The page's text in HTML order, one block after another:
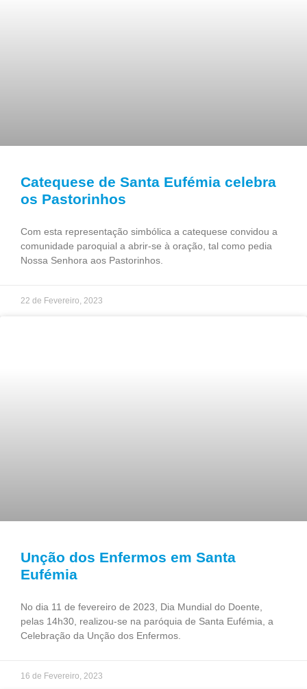
Catequese de Santa Eufémia celebra
os Pastorinhos
Com esta representação simbólica a catequese convidou a
comunidade paroquial a abrir-se à oração, tal como pedia
Nossa Senhora aos Pastorinhos.
22 de Fevereiro, 2023
Unção dos Enfermos em Santa
Eufémia
No dia 11 de fevereiro de 2023, Dia Mundial do Doente,
pelas 14h30, realizou-se na paróquia de Santa Eufémia, a
Celebração da Unção dos Enfermos.
16 de Fevereiro, 2023